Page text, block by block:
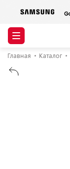
Главная Каталог